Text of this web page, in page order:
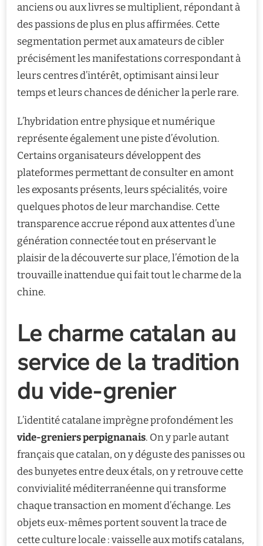
anciens ou aux livres se multiplient, répondant à
des passions de plus en plus affirmées. Cette
segmentation permet aux amateurs de cibler
précisément les manifestations correspondant à
leurs centres d’intérêt, optimisant ainsi leur
temps et leurs chances de dénicher la perle rare.
L’hybridation entre physique et numérique
représente également une piste d’évolution.
Certains organisateurs développent des
plateformes permettant de consulter en amont
les exposants présents, leurs spécialités, voire
quelques photos de leur marchandise. Cette
transparence accrue répond aux attentes d’une
génération connectée tout en préservant le
plaisir de la découverte sur place, l’émotion de la
trouvaille inattendue qui fait tout le charme de la
chine.
Le charme catalan au
service de la tradition
du vide-grenier
L’identité catalane imprègne profondément les
vide-greniers perpignanais. On y parle autant
français que catalan, on y déguste des panisses ou
des bunyetes entre deux étals, on y retrouve cette
convivialité méditerranéenne qui transforme
chaque transaction en moment d’échange. Les
objets eux-mêmes portent souvent la trace de
cette culture locale : vaisselle aux motifs catalans,